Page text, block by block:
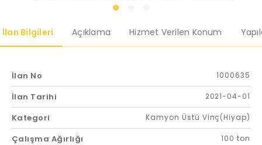
İlan Bilgileri Açıklama Hizmet Verilen Konum
İlan No 1000635
İlan Tarihi 2021-04-01
Kategori Kamyon Üstü Vinç(Hiyap)
Çalışma Ağırlığı 100 ton